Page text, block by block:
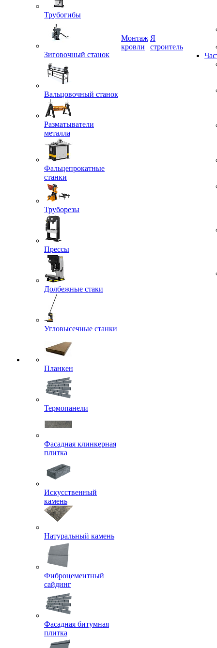
Трубогибы
Зиговочный станок
Вальцовочный станок
Разматыватели
металла
Фальцепрокатные
станки
Труборезы
Прессы
Долбежные стаки
Угловысечные станки
Планкен
Термопанели
Фасадная клинкерная
плитка
Искусственный
камень
Натуральный камень
Фиброцементный
сайдинг
Фасадная битумная
плитка
Монтаж
кровли
Я
строитель